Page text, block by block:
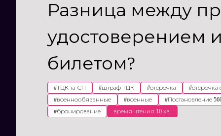
Разница между
удостоверением
билетом?
#ТЦК та СП #штраф ТЦК #отсрочка #
#военнообязанные #военные #Постановление
#бронирование время чтения 10 хв.